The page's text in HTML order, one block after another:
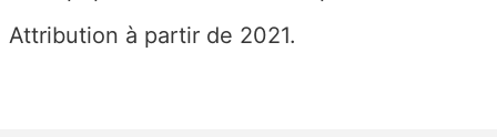
Attribution à partir de 2021.